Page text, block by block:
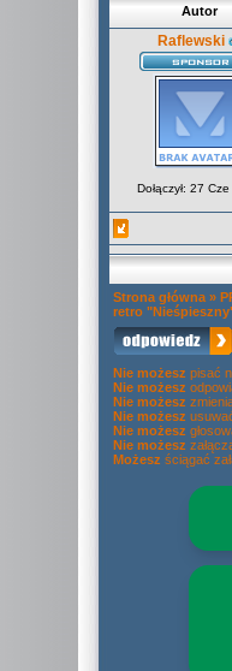
Autor
Raflewski
Dołączył: 27
Strona główna »
retro
Nie możesz pisać
Nie możesz
Nie możesz
Nie możesz
Nie możesz
Nie możesz
Możesz ściągać